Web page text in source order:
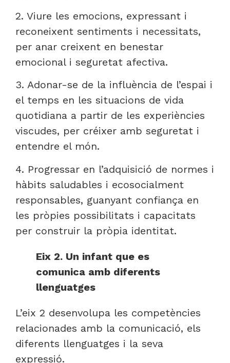
2. Viure les emocions, expressant i
reconeixent sentiments i necessitats,
per anar creixent en benestar
emocional i seguretat afectiva.
3. Adonar-se de la influència de l’espai i
el temps en les situacions de vida
quotidiana a partir de les experiències
viscudes, per créixer amb seguretat i
entendre el món.
4. Progressar en l’adquisició de normes i
hàbits saludables i ecosocialment
responsables, guanyant confiança en
les pròpies possibilitats i capacitats
per construir la pròpia identitat.
Eix 2. Un infant que es
comunica amb diferents
llenguatges
L’eix 2 desenvolupa les competències
relacionades amb la comunicació, els
diferents llenguatges i la seva
expressió.